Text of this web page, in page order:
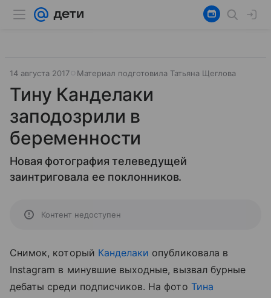
14 августа 2017 Материал подготовила Татьяна Щеглова
Тину Канделаки
заподозрили в
беременности
Новая фотография телеведущей
заинтриговала ее поклонников.
Контент недоступен
Снимок, который Канделаки опубликовала в
Instagram в минувшие выходные, вызвал бурные
дебаты среди подписчиков. На фото Тина